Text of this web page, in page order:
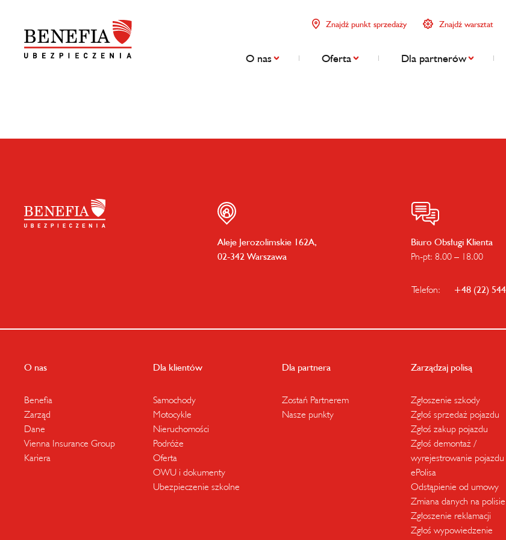
Znajdź punkt sprzedaży Znajdź warsztat
O nas Oferta Dla partnerów
Aleje Jerozolimskie 162A,
02-342 Warszawa
Biuro Obsługi Klienta
Pn-pt: 8.00 – 18.00
Telefon: +48 (22)
O nas
Benefia
Zarząd
Dane
Vienna Insurance Group
Kariera
Dla klientów
Samochody
Motocykle
Nieruchomości
Podróże
Oferta
OWU i dokumenty
Ubezpieczenie szkolne
Dla partnera
Zostań Partnerem
Nasze punkty
Zarządzaj polisą
Zgłoszenie szkody
Zgłoś sprzedaż pojazdu
Zgłoś zakup pojazdu
Zgłoś demontaż /
wyrejestrowanie pojazdu
ePolisa
Odstąpienie od umowy
Zmiana danych na polisie
Zgłoszenie reklamacji
Zgłoś wypowiedzenie